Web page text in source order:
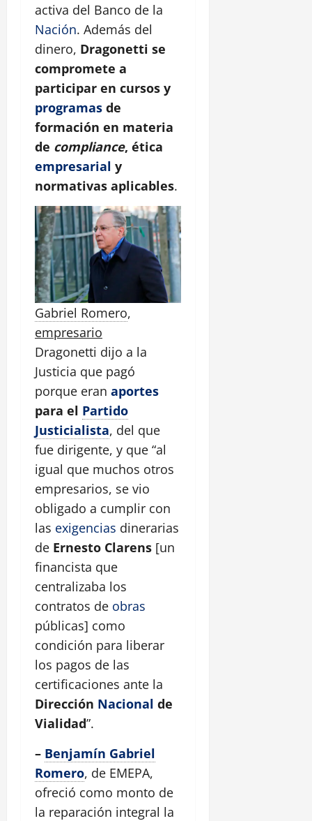
activa del Banco de la
Nación. Además del
dinero, Dragonetti se
compromete a
participar en cursos y
programas de
formación en materia
de compliance, ética
empresarial y
normativas aplicables.
Gabriel Romero,
empresario
Dragonetti dijo a la
Justicia que pagó
porque eran aportes
para el Partido
Justicialista, del que
fue dirigente, y que “al
igual que muchos otros
empresarios, se vio
obligado a cumplir con
las exigencias dinerarias
de Ernesto Clarens [un
financista que
centralizaba los
contratos de obras
públicas] como
condición para liberar
los pagos de las
certificaciones ante la
Dirección Nacional de
Vialidad”.
– Benjamín Gabriel
Romero, de EMEPA,
ofreció como monto de
la reparación integral la